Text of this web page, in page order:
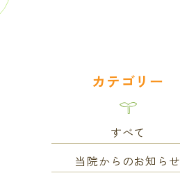
カテゴリー
すべて
当院からのお知らせ